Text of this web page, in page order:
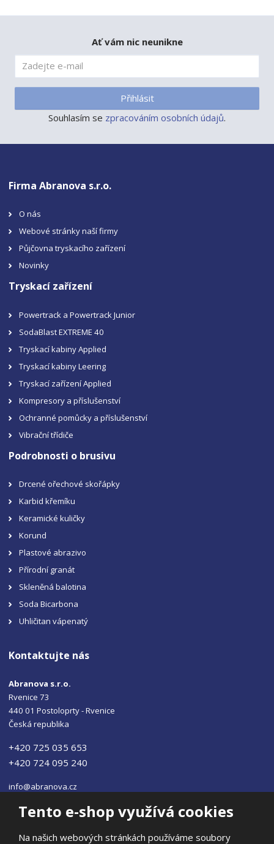
Tento e-shop využívá cookies
Na našich webových stránkách používáme soubory
Ať vám nic neunikne
Přihlásit
Souhlasím se zpracováním osobních údajů.
Firma Abranova s.r.o.
O nás
Webové stránky naší firmy
Půjčovna tryskacího zařízení
Novinky
Tryskací zařízení
Powertrack a Powertrack Junior
SodaBlast EXTREME 40
Tryskací kabiny Applied
Tryskací kabiny Leering
Tryskací zařízení Applied
Kompresory a příslušenství
Ochranné pomůcky a příslušenství
Vibrační třídiče
Podrobnosti o brusivu
Drcené ořechové skořápky
Karbid křemíku
Keramické kuličky
Korund
Plastové abrazivo
Přírodní granát
Skleněná balotina
Soda Bicarbona
Uhličitan vápenatý
Kontaktujte nás
Abranova s.r.o.
Rvenice 73
440 01 Postoloprty - Rvenice
Česká republika
+420 725 035 653
+420 724 095 240
info@abranova.cz